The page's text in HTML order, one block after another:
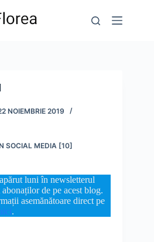
NOIEMBRIE 2019
SOCIAL MEDIA [10]
luni în newsletterul
de pe acest blog.
asemănătoare direct pe
.